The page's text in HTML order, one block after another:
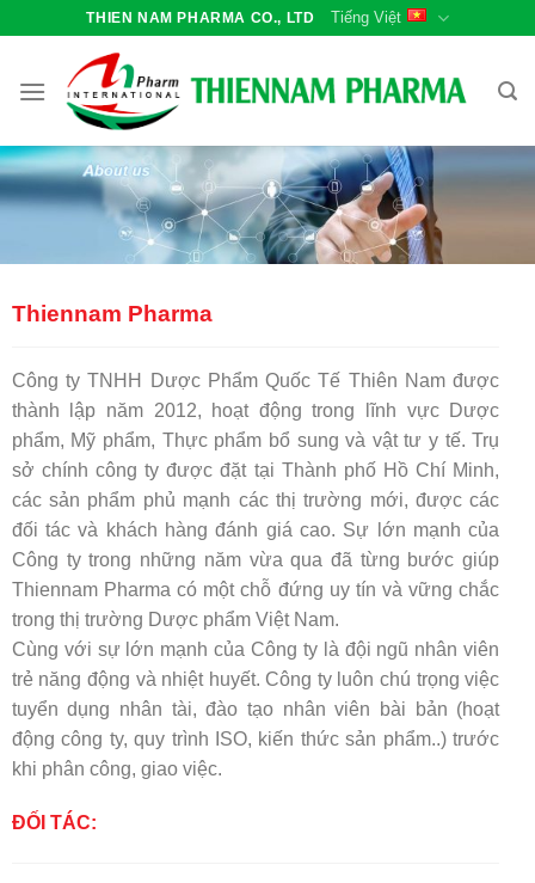
dung
THIEN NAM PHARMA CO., LTD Tiếng Việt
Thiennam Pharma
Công ty TNHH Dược Phẩm Quốc Tế Thiên Nam được
thành lập năm 2012, hoạt động trong lĩnh vực Dược
phẩm, Mỹ phẩm, Thực phẩm bổ sung và vật tư y tế. Trụ
sở chính công ty được đặt tại Thành phố Hồ Chí Minh,
các sản phẩm phủ mạnh các thị trường mới, được các
đối tác và khách hàng đánh giá cao. Sự lớn mạnh của
Công ty trong những năm vừa qua đã từng bước giúp
Thiennam Pharma có một chỗ đứng uy tín và vững chắc
trong thị trường Dược phẩm Việt Nam.
Cùng với sự lớn mạnh của Công ty là đội ngũ nhân viên
trẻ năng động và nhiệt huyết. Công ty luôn chú trọng việc
tuyển dụng nhân tài, đào tạo nhân viên bài bản (hoạt
động công ty, quy trình ISO, kiến thức sản phẩm..) trước
khi phân công, giao việc.
ĐỐI TÁC: